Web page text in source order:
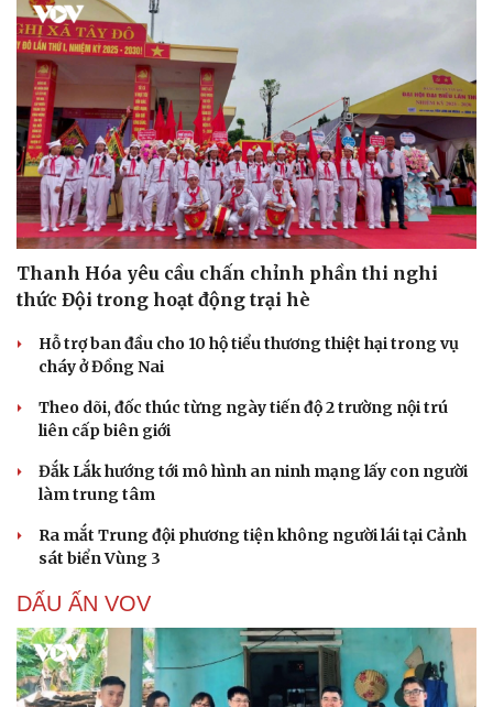
Cải chính
Thanh Hóa yêu cầu chấn chỉnh phần thi nghi
thức Đội trong hoạt động trại hè
Hỗ trợ ban đầu cho 10 hộ tiểu thương thiệt hại trong vụ
cháy ở Đồng Nai
Theo dõi, đốc thúc từng ngày tiến độ 2 trường nội trú
liên cấp biên giới
Đắk Lắk hướng tới mô hình an ninh mạng lấy con người
làm trung tâm
Ra mắt Trung đội phương tiện không người lái tại Cảnh
sát biển Vùng 3
DẤU ẤN VOV